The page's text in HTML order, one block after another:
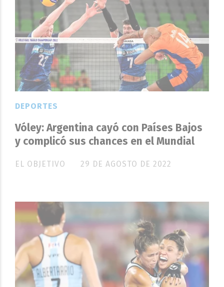
Vóley: Argentina cayó con Países Bajos
y complicó sus chances en el Mundial
EL OBJETIVO
DEPORTES
29 DE AGOSTO DE 2022